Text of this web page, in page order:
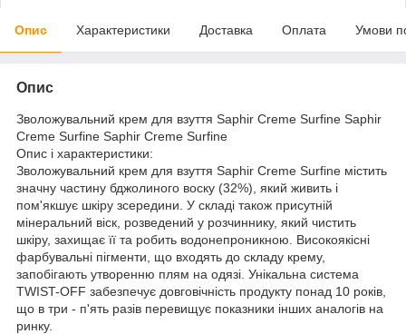
Опис Характеристики Доставка Оплата Умови
Опис
Зволожувальний крем для взуття Saphir Creme Surfine Saphir
Creme Surfine Saphir Creme Surfine
Опис і характеристики:
Зволожувальний крем для взуття Saphir Creme Surfine містить
значну частину бджолиного воску (32%), який живить і
пом'якшує шкіру зсередини. У складі також присутній
мінеральний віск, розведений у розчиннику, який чистить
шкіру, захищає її та робить водонепроникною. Високоякісні
фарбувальні пігменти, що входять до складу крему,
запобігають утворенню плям на одязі. Унікальна система
TWIST-OFF забезпечує довговічність продукту понад 10 років,
що в три - п'ять разів перевищує показники інших аналогів на
ринку.